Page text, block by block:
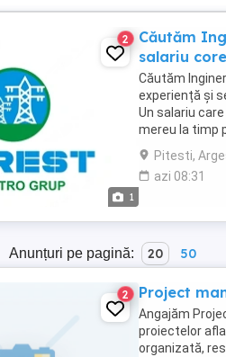
1
2
Căutăm
salariu
Căutăm
experiență și
Un salariu
mereu la timp
Pitesti,
azi 08:31
Anunțuri pe pagină: 20 50
2 Project
Angajăm
proiectelor
organizată,